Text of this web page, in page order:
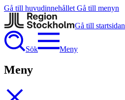
Gå till huvudinnehållet Gå till menyn
Gå till startsidan
Sök Meny
Meny